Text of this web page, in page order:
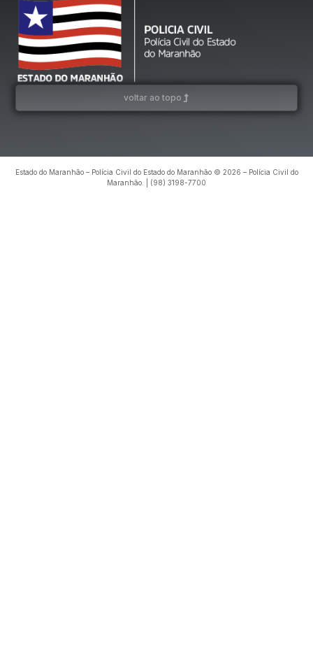
voltar ao topo
Estado do Maranhão – Polícia Civil do Estado do Maranhão © 2026 – Polícia Civil do
Maranhão. | (98) 3198-7700